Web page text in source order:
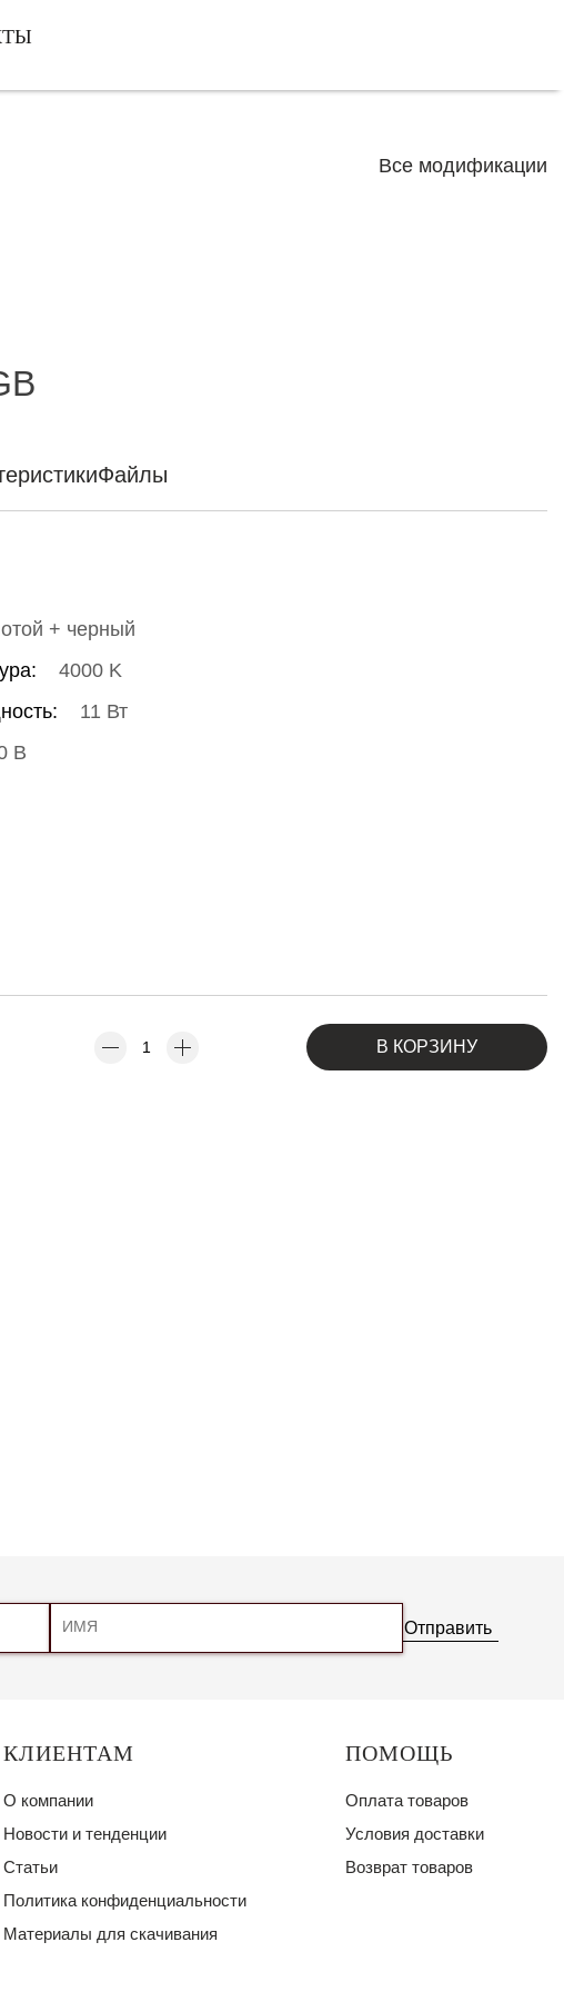
Все модификации
Файлы
+ черный
4000 K
11 Вт
В
В КОРЗИНУ
Отправить
КЛИЕНТАМ
О компании
Новости и тенденции
Статьи
Политика конфиденциальности
Материалы для скачивания
ПОМОЩЬ
Оплата товаров
Условия доставки
Возврат товаров